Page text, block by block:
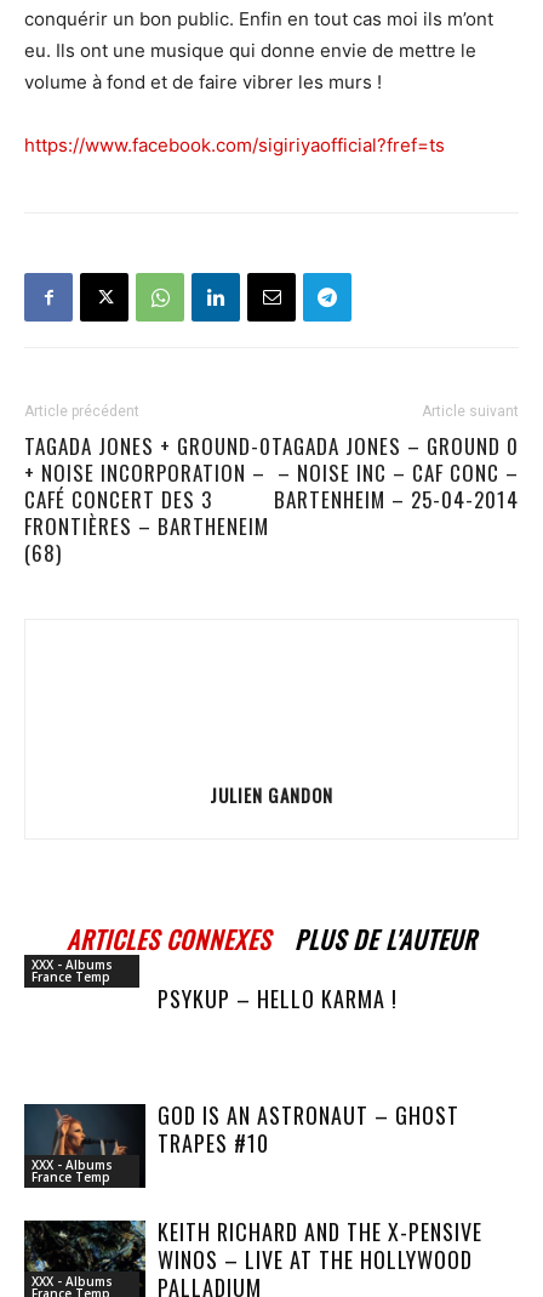
conquérir un bon public. Enfin en tout cas moi ils m’ont
eu. Ils ont une musique qui donne envie de mettre le
volume à fond et de faire vibrer les murs !
https://www.facebook.com/sigiriyaofficial?fref=ts
Article précédent
TAGADA JONES + GROUND-0
+ NOISE INCORPORATION –
CAFÉ CONCERT DES 3
FRONTIÈRES – BARTHENEIM
(68)
Article suivant
TAGADA JONES – GROUND 0
– NOISE INC – CAF CONC –
BARTENHEIM – 25-04-2014
JULIEN GANDON
ARTICLES CONNEXES PLUS DE L'AUTEUR
XXX - Albums
France Temp
PSYKUP – HELLO KARMA !
XXX - Albums
France Temp
GOD IS AN ASTRONAUT – GHOST
TRAPES #10
XXX - Albums
France Temp
KEITH RICHARD AND THE X-PENSIVE
WINOS – LIVE AT THE HOLLYWOOD
PALLADIUM